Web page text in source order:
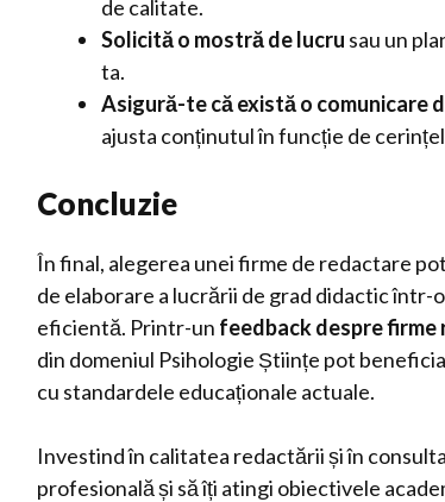
de calitate.
Solicită o mostră de lucru sau un
ta.
Asigură-te că există o comunicare
ajusta conținutul în funcție de
Concluzie
În final, alegerea unei firme de redactare
de elaborare a lucrării de grad didactic într-
eficientă. Printr-un feedback despre firme
din domeniul Psihologie Științe pot
cu standardele educaționale actuale.
Investind în calitatea redactării și în
profesională și să îți atingi obiectivele